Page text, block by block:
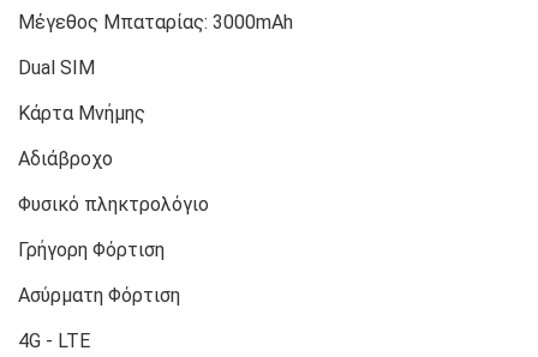
Μέγεθος Μπαταρίας: 3000mAh
Dual SIM
Κάρτα Μνήμης
Αδιάβροχο
Φυσικό πληκτρολόγιο
Γρήγορη Φόρτιση
Ασύρματη Φόρτιση
4G - LTE